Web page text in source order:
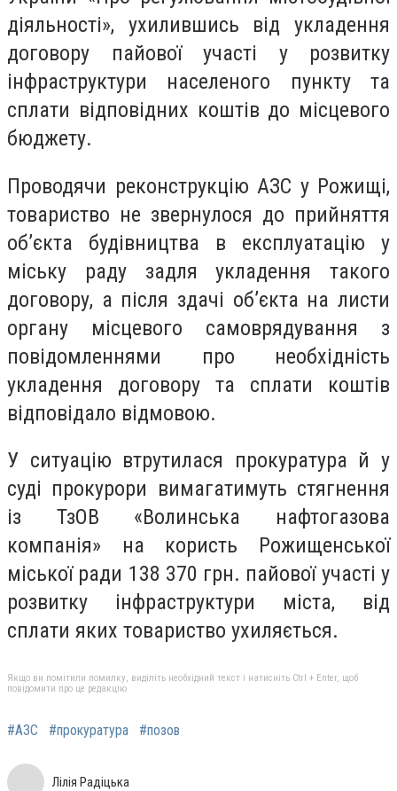
діяльності», ухилившись від укладення
договору пайової участі у розвитку
інфраструктури населеного пункту та
сплати відповідних коштів до місцевого
бюджету.
Проводячи реконструкцію АЗС у Рожищі,
товариство не звернулося до прийняття
об’єкта будівництва в експлуатацію у
міську раду задля укладення такого
договору, а після здачі об’єкта на листи
органу місцевого самоврядування з
повідомленнями про необхідність
укладення договору та сплати коштів
відповідало відмовою.
У ситуацію втрутилася прокуратура й у
суді прокурори вимагатимуть стягнення
із ТзОВ «Волинська нафтогазова
компанія» на користь Рожищенської
міської ради 138 370 грн. пайової участі у
розвитку інфраструктури міста, від
сплати яких товариство ухиляється.
Якщо ви помітили помилку, виділіть необхідний текст і натисніть Ctrl + Enter, щоб
повідомити про це редакцію
#АЗС #прокуратура #позов
Лілія Радіцька